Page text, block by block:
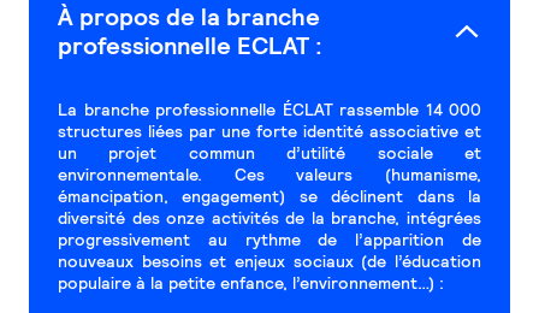
À propos de la branche
professionnelle ECLAT :
La branche professionnelle ÉCLAT rassemble 14 000
structures liées par une forte identité associative et
un projet commun d’utilité sociale et
environnementale. Ces valeurs (humanisme,
émancipation, engagement) se déclinent dans la
diversité des onze activités de la branche, intégrées
progressivement au rythme de l’apparition de
nouveaux besoins et enjeux sociaux (de l’éducation
populaire à la petite enfance, l’environnement…) :